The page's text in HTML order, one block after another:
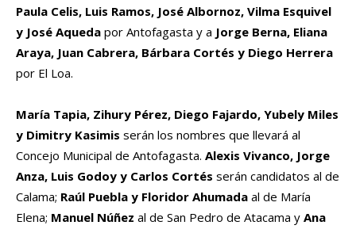
Paula Celis, Luis Ramos, José Albornoz, Vilma Esquivel
y José Aqueda por Antofagasta y a Jorge Berna, Eliana
Araya, Juan Cabrera, Bárbara Cortés y Diego Herrera
por El Loa.
María Tapia, Zihury Pérez, Diego Fajardo, Yubely Miles
y Dimitry Kasimis serán los nombres que llevará al
Concejo Municipal de Antofagasta. Alexis Vivanco, Jorge
Anza, Luis Godoy y Carlos Cortés serán candidatos al de
Calama; Raúl Puebla y Floridor Ahumada al de María
Elena; Manuel Núñez al de San Pedro de Atacama y Ana